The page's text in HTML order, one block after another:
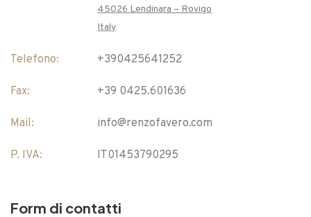
45026 Lendinara – Rovigo
Italy
Telefono: +390425641252
Fax: +39 0425.601636
Mail: info@renzofavero.com
P. IVA: IT01453790295
Form di contatti